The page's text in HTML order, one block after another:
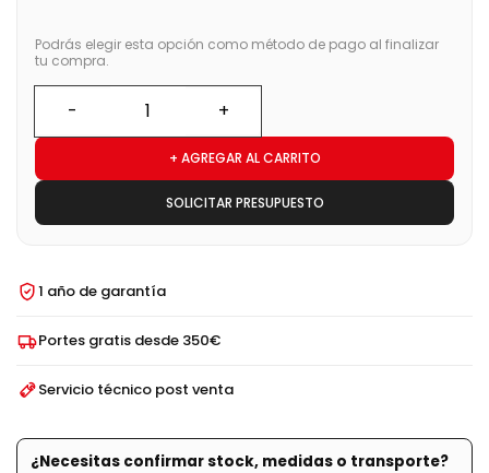
Podrás elegir esta opción como método de pago al finalizar
tu compra.
+ AGREGAR AL CARRITO
SOLICITAR PRESUPUESTO
1 año de garantía
Portes gratis desde 350€
Servicio técnico post venta
¿Necesitas confirmar stock, medidas o transporte?